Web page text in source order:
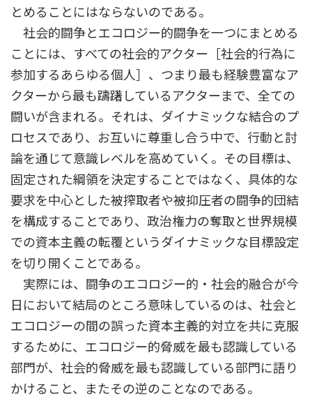
とめることにはならないのである。
社会的闘争とエコロジー的闘争を一つにまとめる
ことには、すべての社会的アクター［社会的行為に
参加するあらゆる個人］、つまり最も経験豊富なア
クターから最も躊躇しているアクターまで、全ての
闘いが含まれる。それは、ダイナミックな結合のプ
ロセスであり、お互いに尊重し合う中で、行動と討
論を通じて意識レベルを高めていく。その目標は、
固定された綱領を決定することではなく、具体的な
要求を中心とした被搾取者や被抑圧者の闘争的団結
を構成することであり、政治権力の奪取と世界規模
での資本主義の転覆というダイナミックな目標設定
を切り開くことである。
実際には、闘争のエコロジー的・社会的融合が今
日において結局のところ意味しているのは、社会と
エコロジーの間の誤った資本主義的対立を共に克服
するために、エコロジー的脅威を最も認識している
部門が、社会的脅威を最も認識している部門に語り
かけること、またその逆のことなのである。